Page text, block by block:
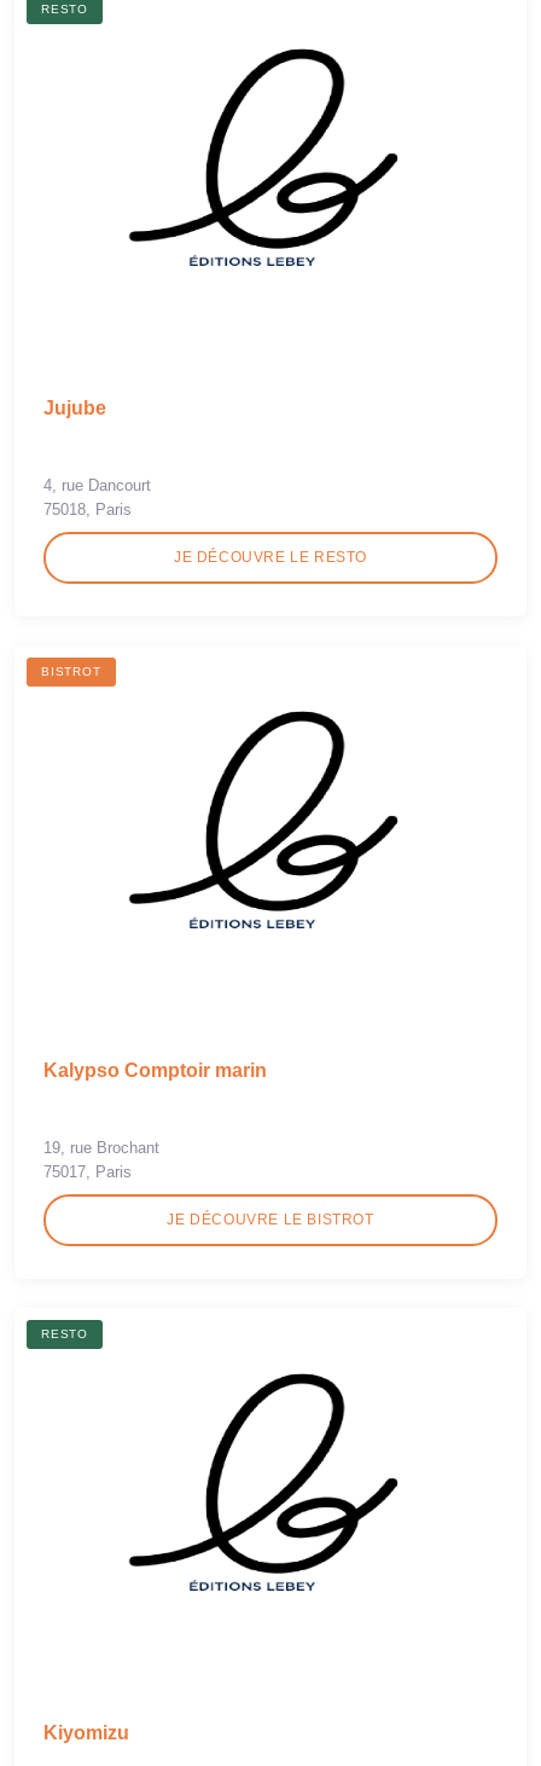
RESTO
Jujube
4, rue Dancourt
75018, Paris
JE DÉCOUVRE LE RESTO
BISTROT
Kalypso Comptoir marin
19, rue Brochant
75017, Paris
JE DÉCOUVRE LE BISTROT
RESTO
Kiyomizu